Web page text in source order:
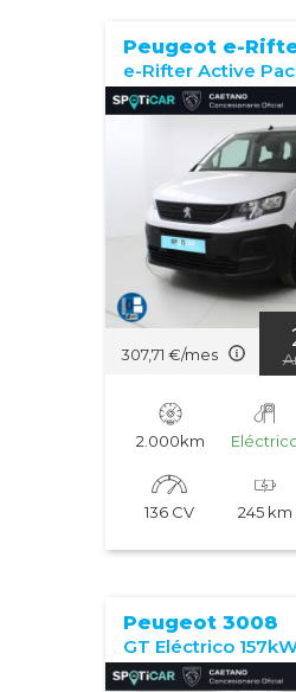
Peugeot e-
307,71 €/mes
2.000km
136 CV 245 km
Peugeot 3008
GT Eléctrico